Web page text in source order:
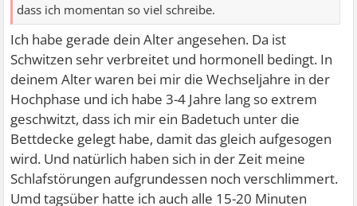
dass ich momentan so viel schreibe.
Ich habe gerade dein Alter angesehen. Da ist
Schwitzen sehr verbreitet und hormonell bedingt. In
deinem Alter waren bei mir die Wechseljahre in der
Hochphase und ich habe 3-4 Jahre lang so extrem
geschwitzt, dass ich mir ein Badetuch unter die
Bettdecke gelegt habe, damit das gleich aufgesogen
wird. Und natürlich haben sich in der Zeit meine
Schlafstörungen aufgrundessen noch verschlimmert.
Umd tagsüber hatte ich auch alle 15-20 Minuten